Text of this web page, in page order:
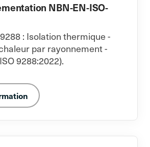
NBN-EN-ISO-
: Isolation thermique -
par rayonnement -
9288:2022).